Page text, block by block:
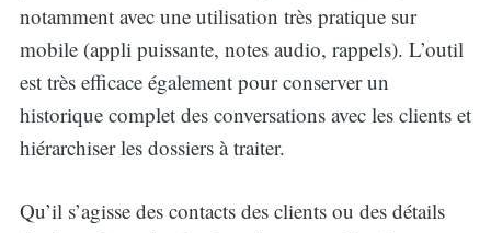
notamment avec une utilisation très pratique sur
mobile (appli puissante, notes audio, rappels). L’outil
est très efficace également pour conserver un
historique complet des conversations avec les clients et
hiérarchiser les dossiers à traiter.
Qu’il s’agisse des contacts des clients ou des détails